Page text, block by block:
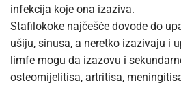
infekcija koje ona izaziva.
Stafilokoke najčešće dovode do
ušiju, sinusa, a neretko izazivaju i
limfe mogu da izazovu i
osteomijelitisa, artritisa,